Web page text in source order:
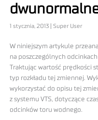
1 stycznia, 2013 | Super User
W niniejszym artykule
na poszczególnych
Traktując wartość prędkości
typ rozkładu tej zmiennej.
wykorzystać do opisu tej
z systemu VTS, dotyczące
odcinków toru wodnego.